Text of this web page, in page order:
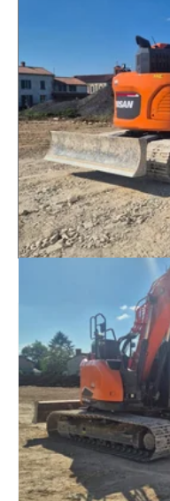
Pelle sur chenilles
DOOSAN
Ref.E002201
Prix sur
Caractéristiques
Marque